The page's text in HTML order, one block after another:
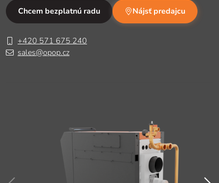
Chcem bezplatnú radu Nájsť predajcu
+420 571 675 240
sales@opop.cz